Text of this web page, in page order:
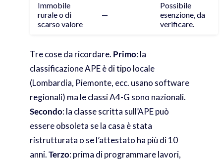
Immobile
rurale o di
scarso valore
—
Possibile
esenzione, da
verificare.
Tre cose da ricordare. Primo: la
classificazione APE è di tipo locale
(Lombardia, Piemonte, ecc. usano software
regionali) ma le classi A4-G sono nazionali.
Secondo: la classe scritta sull’APE può
essere obsoleta se la casa è stata
ristrutturata o se l’attestato ha più di 10
anni.Terzo: prima di programmare lavori,